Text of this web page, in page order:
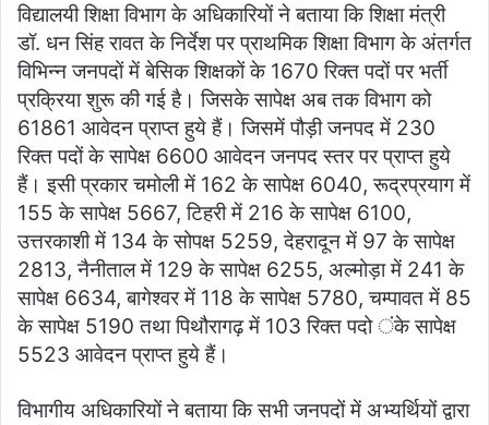
विद्यालयी शिक्षा विभाग के अधिकारियों ने बताया कि शिक्षा मंत्री
डॉ. धन सिंह रावत के निर्देश पर प्राथमिक शिक्षा विभाग के अंतर्गत
विभिन्न जनपदों में बेसिक शिक्षकों के 1670 रिक्त पदों पर भर्ती
प्रक्रिया शुरू की गई है। जिसके सापेक्ष अब तक विभाग को
61861 आवेदन प्राप्त हुये हैं। जिसमें पौड़ी जनपद में 230
रिक्त पदों के सापेक्ष 6600 आवेदन जनपद स्तर पर प्राप्त हुये
हैं। इसी प्रकार चमोली में 162 के सापेक्ष 6040, रूद्रप्रयाग में
155 के सापेक्ष 5667, टिहरी में 216 के सापेक्ष 6100,
उत्तरकाशी में 134 के सोपक्ष 5259, देहरादून में 97 के सापेक्ष
2813, नैनीताल में 129 के सापेक्ष 6255, अल्मोड़ा में 241 के
सापेक्ष 6634, बागेश्वर में 118 के सापेक्ष 5780, चम्पावत में 85
के सापेक्ष 5190 तथा पिथौरागढ़ में 103 रिक्त पदो ंके सापेक्ष
5523 आवेदन प्राप्त हुये हैं।
विभागीय अधिकारियों ने बताया कि सभी जनपदों में अभ्यर्थियों द्वारा